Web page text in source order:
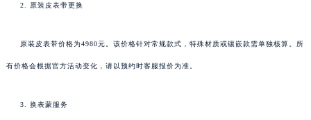
2. 原装皮表带更换
原装皮表带价格为4980元。该价格针对常规款式，特殊材质或镶嵌款需单独核算。所
有价格会根据官方活动变化，请以预约时客服报价为准。
3. 换表蒙服务